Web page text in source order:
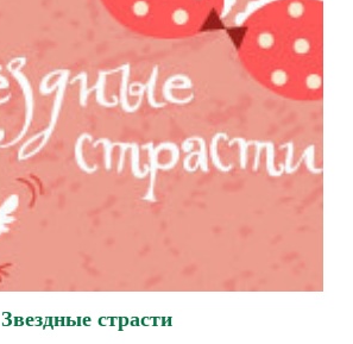
Звездные страсти